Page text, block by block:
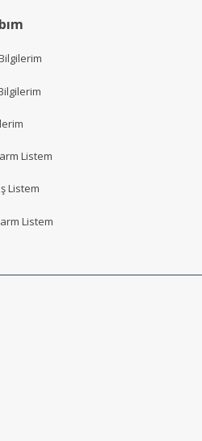
Listem
Listem
Listem